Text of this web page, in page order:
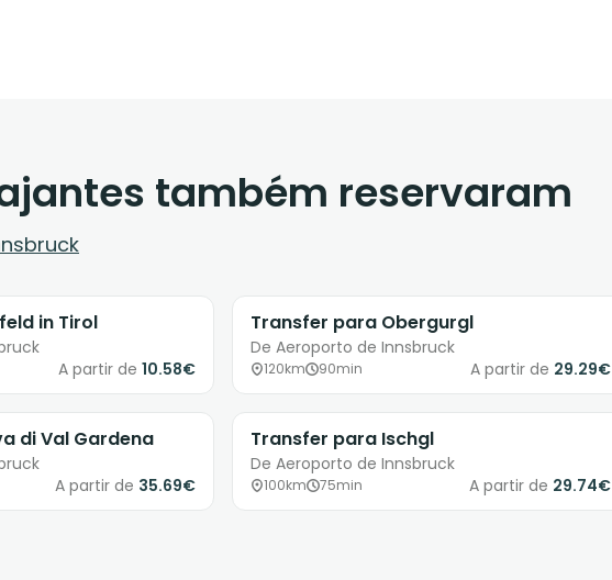
também reservaram
in Tirol
A partir de 10.58€
Transfer para Obergurgl
De Aeroporto de Innsbruck
120km 90min A partir de 29.29€
di Val Gardena
A partir de 35.69€
Transfer para Ischgl
De Aeroporto de Innsbruck
100km 75min A partir de 29.74€